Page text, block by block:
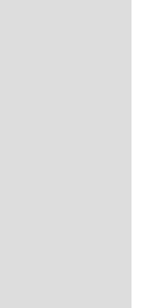
öppettider.
Övrig tid även